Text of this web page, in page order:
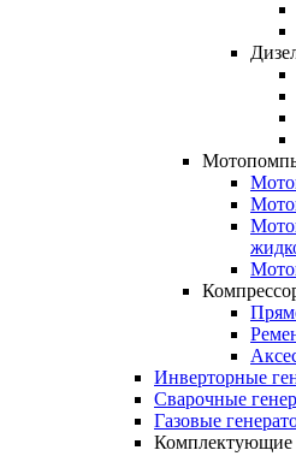
Инверторные
Сварочные
Газовые
Комплектующие